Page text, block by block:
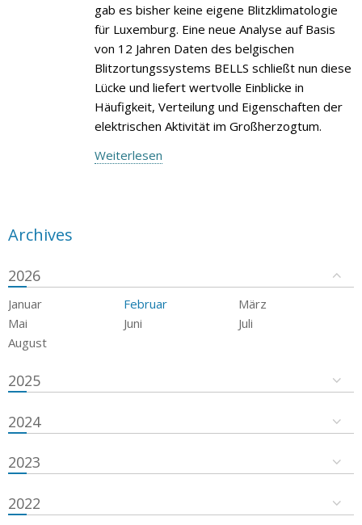
gab es bisher keine eigene Blitzklimatologie
für Luxemburg. Eine neue Analyse auf Basis
von 12 Jahren Daten des belgischen
Blitzortungssystems BELLS schließt nun diese
Lücke und liefert wertvolle Einblicke in
Häufigkeit, Verteilung und Eigenschaften der
elektrischen Aktivität im Großherzogtum.
Weiterlesen
Archives
2026
Januar Februar
März
Mai
Juni
Juli
August
2025
2024
2023
2022